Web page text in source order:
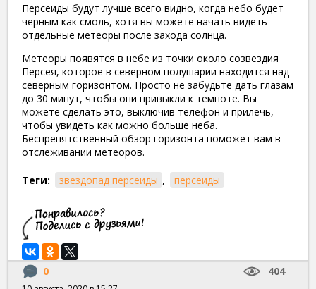
Персеиды будут лучше всего видно, когда небо будет
черным как смоль, хотя вы можете начать видеть
отдельные метеоры после захода солнца.
Метеоры появятся в небе из точки около созвездия
Персея, которое в северном полушарии находится над
северным горизонтом. Просто не забудьте дать глазам
до 30 минут, чтобы они привыкли к темноте. Вы
можете сделать это, выключив телефон и прилечь,
чтобы увидеть как можно больше неба.
Беспрепятственный обзор горизонта поможет вам в
отслеживании метеоров.
Теги: звездопад персеиды , персеиды
0 404